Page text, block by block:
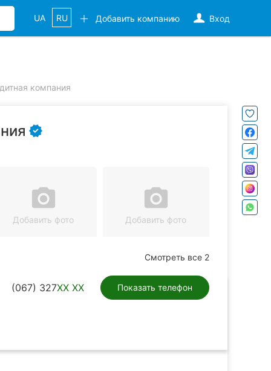
Вход
Добавить компанию
UA RU
компания
camera_alt
Добавить фото
camera_alt
Добавить фото
Смотреть все 2
(067) 327XX XX Показать телефон